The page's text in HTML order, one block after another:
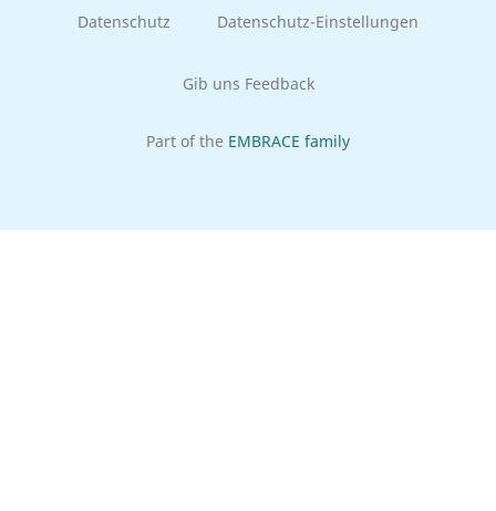
Datenschutz Datenschutz-Einstellungen
Gib uns Feedback
Part of the EMBRACE family